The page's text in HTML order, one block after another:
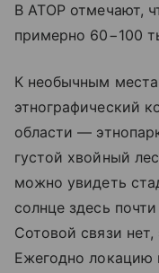
В АТОР отмечают,
примерно 60−100
К необычным
этнографический
области —
густой хвойный
можно увидеть
солнце здесь
Сотовой связи нет,
Ежегодно локацию